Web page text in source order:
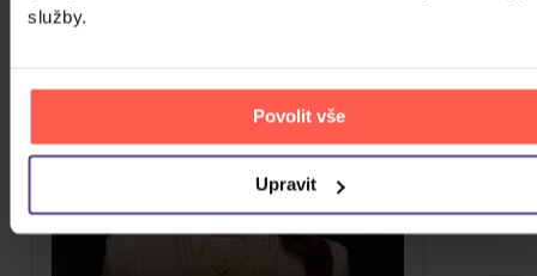
služby.
Povolit vše
Upravit